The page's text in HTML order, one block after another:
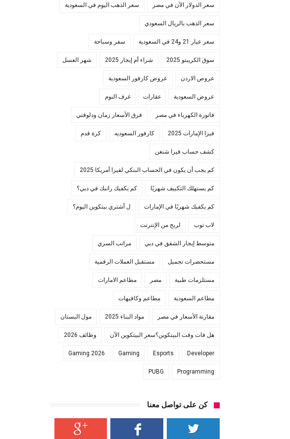
سعر الدولار الآن في مصر سعر الذهب اليوم في السعودية
سعر الذهب بالريال السعودي
سعر عيار 21 و24 في السعودية سفر وسباحة
سوق الكريبتو 2025 شراء أم إيجار 2025 شهر العسل
عروص الاردن عروض كارفور السعودية
عروض السعودية عقارات غرف النوم
فاتورة الكهرباء في مصر فرق الأسعار زمان ودلوقتي
فيزا الإمارات 2025 كارفور السعوديه كرة قدم
كشف حساب فيزا شنغن
كم يجب أن يكون في الحساب البنكي لفيزا أمريكا 2025
كم يستهلك التكييف شهريًا كم يكفيك راتبك في دبي؟
كم يكفيك شهريًا في الإمارات ل أشتري بيتكوين اليوم؟
لاب توب لربح من الإنترنت
متوسط إيجار الشقق في دبي مراتب السري
مستحضرات تجميل مستقبل العملات الرقمية
مستلزمات طبية مصر مطاعم الامارات
مطاعم السعودية مطاعم وكافيهات
مقارنة الأسعار في مصر مواد البناء 2025 مول البستان
هل فات وقت البيتكوين؟سعر البيتكوين الآن وظائف 2026
Developer
Esports
Gaming
Gaming 2026
Programming
PUBG
كن على تواصل معنا